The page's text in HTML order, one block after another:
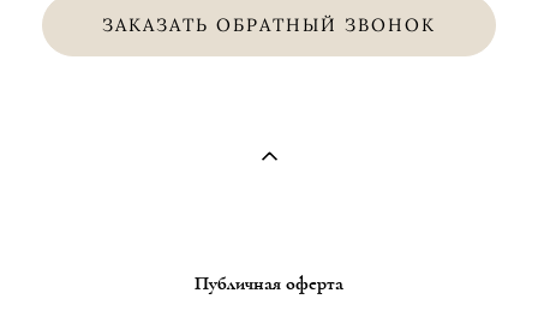
ЗАКАЗАТЬ ОБРАТНЫЙ ЗВОНОК
Публичная оферта